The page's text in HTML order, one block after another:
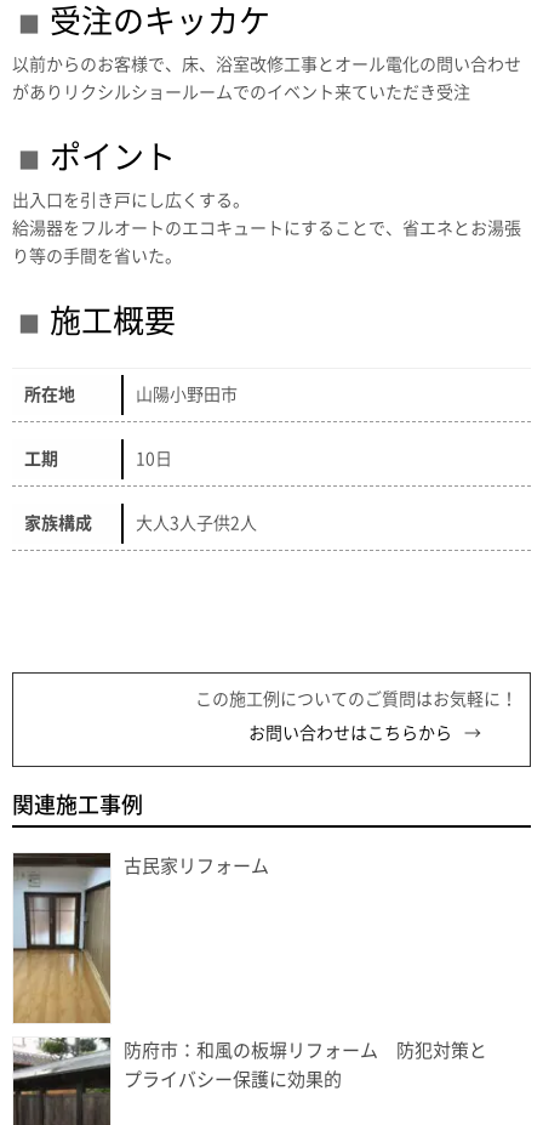
受注のキッカケ
以前からのお客様で、床、浴室改修工事とオール電化の問い合わせ
がありリクシルショールームでのイベント来ていただき受注
ポイント
出入口を引き戸にし広くする。
給湯器をフルオートのエコキュートにすることで、省エネとお湯張
り等の手間を省いた。
施工概要
所在地 山陽小野田市
工期 10日
家族構成 大人3人子供2人
この施工例についてのご質問はお気軽に！
お問い合わせはこちらから
関連施工事例
古民家リフォーム
防府市：和風の板塀リフォーム 防犯対策と
プライバシー保護に効果的